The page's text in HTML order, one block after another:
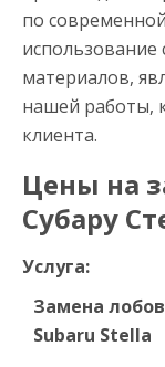
по
материалов,
нашей работы,
клиента.
Цены на
Субару
Услуга:
Замена
Subaru Stella